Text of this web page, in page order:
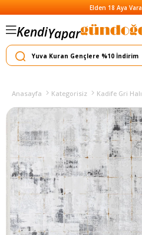
Elden 18 Aya
KendiYapar
Satar
Anasayfa Kategorisiz Kadife Gri